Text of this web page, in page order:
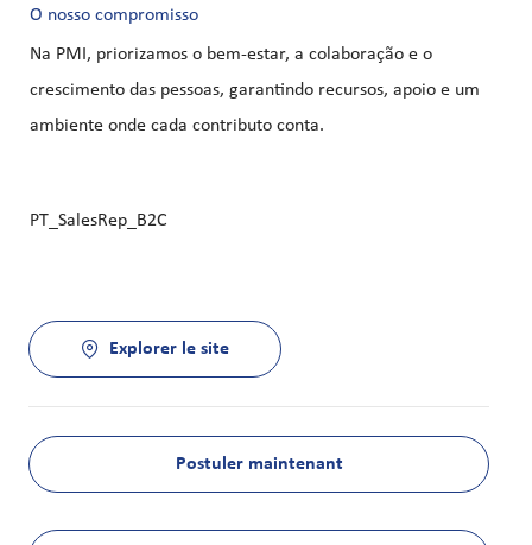
O nosso compromisso
Na PMI, priorizamos o bem‑estar, a colaboração e o
crescimento das pessoas, garantindo recursos, apoio e um
ambiente onde cada contributo conta.
PT_SalesRep_B2C
Explorer le site
Postuler maintenant